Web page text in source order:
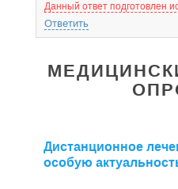
Данный ответ подготовлен
Ответить
Дистанционное
особую